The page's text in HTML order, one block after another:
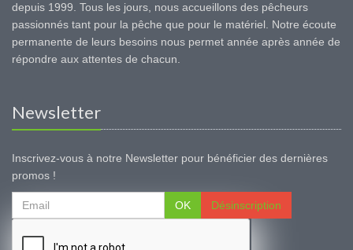
depuis 1999. Tous les jours, nous accueillons des pêcheurs
passionnés tant pour la pêche que pour le matériel. Notre écoute
permanente de leurs besoins nous permet année après année de
répondre aux attentes de chacun.
Newsletter
Inscrivez-vous à notre Newsletter pour bénéficier des dernières
promos !
OK Désinscription